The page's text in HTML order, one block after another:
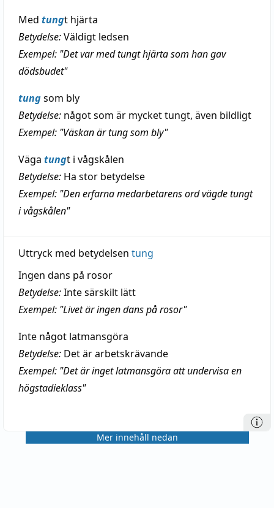
Med tungt hjärta
Betydelse:Väldigt ledsen
Exempel: "Det var med tungt hjärta som han gav
dödsbudet"
tungsom bly
Betydelse: något som är mycket tungt, även bildligt
Exempel: "Väskan är tung som bly"
Väga tungt i vågskålen
Betydelse: Ha stor betydelse
Exempel: "Den erfarna medarbetarens ord vägde tungt
i vågskålen"
Uttryck med betydelsen tung
Ingen dans på rosor
Betydelse:Inte särskilt lätt
Exempel: "Livet är ingen dans på rosor"
Inte något latmansgöra
Betydelse: Det är arbetskrävande
Exempel: "Det är inget latmansgöra att undervisa en
högstadieklass"
Mer innehåll nedan